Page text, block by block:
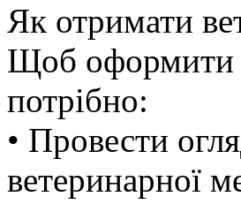
Як отримати
Щоб оформити
потрібно:
• Провести
ветеринарної